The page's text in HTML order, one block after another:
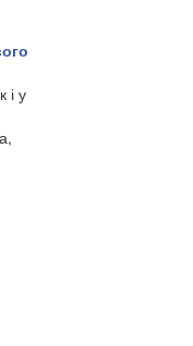
і у